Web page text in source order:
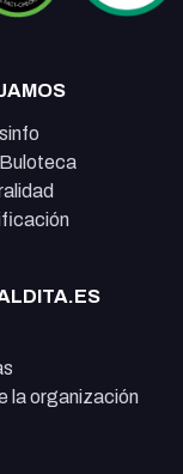
la organización